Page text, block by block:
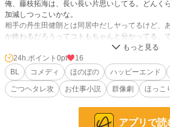
俺、藤枝拓海は、長い長い片思いしてる。どん
加減しつっこいかな。
相手の丹生田健朗とは同居中だしヤってるけど、
か終わるだろうってコトもちゃんと分かってる。
好きで好きで大好きで、一緒にいられるだけで幸
分幸せ。
そんな丹生田に対してフィルターかかりまくりの
いく過程と、二人の同居の行き着く先。
ほのぼのハッピーエンドです。
24h.ポイント 0pt
16
BL
コメディ ほのぼの ハッピーエンド
ごつヘタレ攻
お仕事小説 群像劇 ほっこ
アプリで読